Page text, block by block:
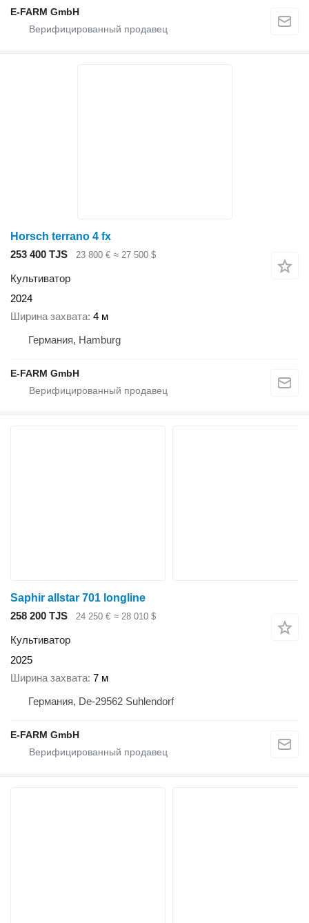
E-FARM GmbH
Horsch terrano 4 fx
253 400 TJS
23 800 € ≈ 27 500 $
Культиватор
2024
Ширина захвата 4 м
Германия, Hamburg
E-FARM GmbH
Saphir allstar 701 longline
258 200 TJS
24 250 € ≈ 28 010 $
Культиватор
2025
Ширина захвата 7 м
Германия, De-29562 Suhlendorf
E-FARM GmbH